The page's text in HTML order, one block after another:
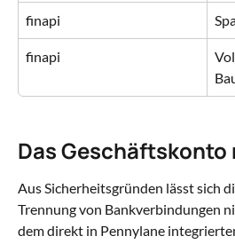
finapi
finapi
Das Geschäftskonto
Aus Sicherheitsgründen lässt sich
Trennung von Bankverbindungen
dem direkt in Pennylane